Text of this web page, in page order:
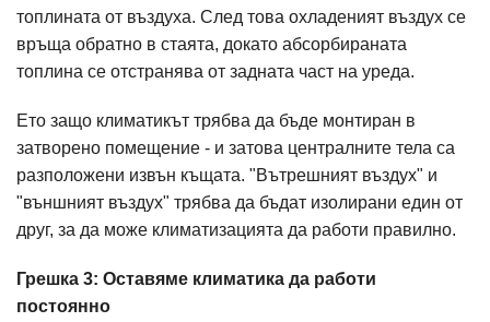
топлината от въздуха. След това охладеният въздух се
връща обратно в стаята, докато абсорбираната
топлина се отстранява от задната част на уреда.
Ето защо климатикът трябва да бъде монтиран в
затворено помещение - и затова централните тела са
разположени извън къщата. "Вътрешният въздух" и
"външният въздух" трябва да бъдат изолирани един от
друг, за да може климатизацията да работи правилно.
Грешка 3: Оставяме климатика да работи
постоянно